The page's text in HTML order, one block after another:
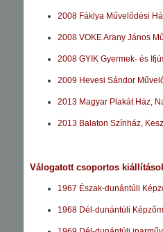
2008 Fáklya Művelődési
2008 VOKE Arany János
2008 GYIK Gyermek- és
2009 Hevesi Sándor
2013 Magyar Plakát Ház,
2013 Balaton Színház,
Válogatott csoportos
1967 Észak-dunántúli
1968 Dél-dunántúli